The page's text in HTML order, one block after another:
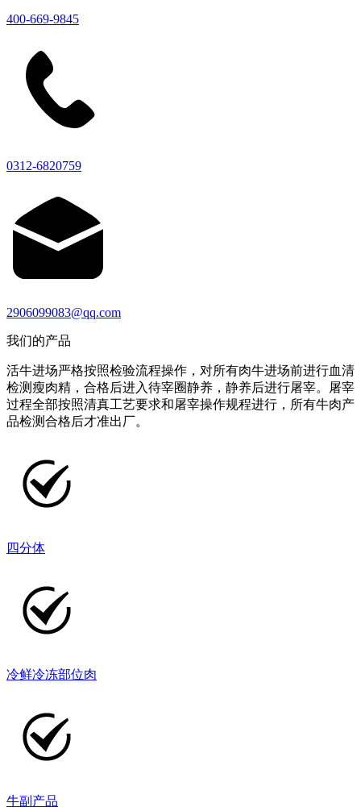
400-669-9845
0312-6820759
2906099083@qq.com
我们的产品
活牛进场严格按照检验流程操作，对所有肉牛进场前进行血清
检测瘦肉精，合格后进入待宰圈静养，静养后进行屠宰。屠宰
过程全部按照清真工艺要求和屠宰操作规程进行，所有牛肉产
品检测合格后才准出厂。
四分体
冷鲜冷冻部位肉
牛副产品